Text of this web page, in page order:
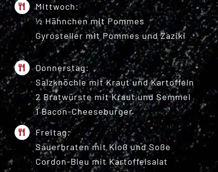
Mittwoch:
½ Hähnchen mit Pommes
Gyrosteller mit Pommes und Zaziki
Donnerstag:
Salzknöchle mit Kraut und Kartoffeln
2 Bratwürste mit Kraut und Semmel
1 Bacon-Cheeseburger
Freitag:
Sauerbraten mit Kloß und Soße
Cordon-Bleu mit Kartoffelsalat